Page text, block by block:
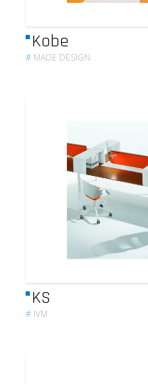
Kobe
# MADE DESIGN
KS
# IVM